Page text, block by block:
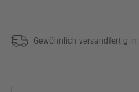
Gewöhnlich versandfertig in: